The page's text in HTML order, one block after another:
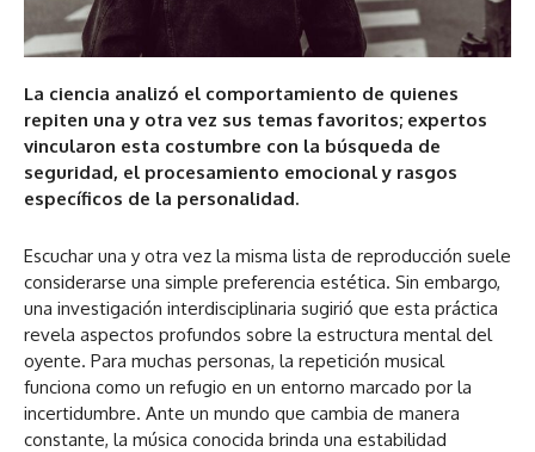
La ciencia analizó el comportamiento de quienes
repiten una y otra vez sus temas favoritos; expertos
vincularon esta costumbre con la búsqueda de
seguridad, el procesamiento emocional y rasgos
específicos de la personalidad.
Escuchar una y otra vez la misma lista de reproducción suele
considerarse una simple preferencia estética. Sin embargo,
una investigación interdisciplinaria sugirió que esta práctica
revela aspectos profundos sobre la estructura mental del
oyente. Para muchas personas, la repetición musical
funciona como un refugio en un entorno marcado por la
incertidumbre. Ante un mundo que cambia de manera
constante, la música conocida brinda una estabilidad